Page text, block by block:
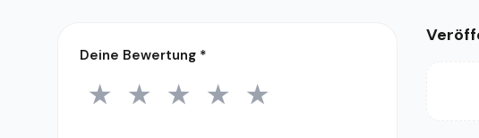
Deine Bewertung *
1 Stern
★ 2 Sterne
★ 3 Sterne
★ 4 Sterne
★ 5 Sterne
★